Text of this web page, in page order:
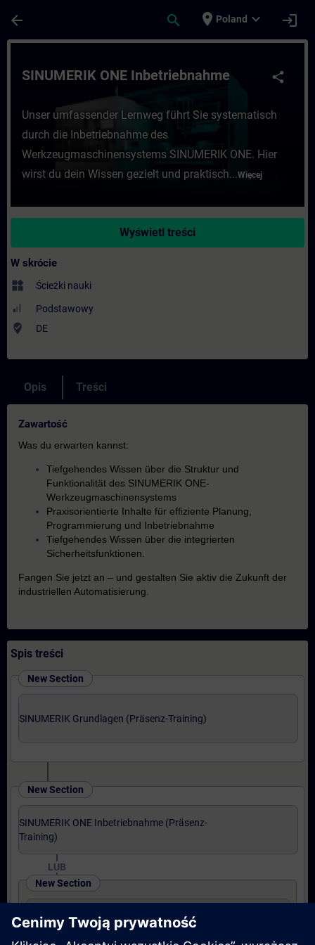
arrow_back search place Poland expand_more login
share
SINUMERIK ONE Inbetriebnahme
Unser umfassender Lernweg führt Sie systematisch
durch die Inbetriebnahme des
Werkzeugmaschinensystems SINUMERIK ONE. Hier
wirst du dein Wissen gezielt und praktisch...Więcej
Wyświetl treści
W skrócie
widgets Ścieżki nauki
Podstawowy
where_to_vote DE
Opis Treści
Zawartość
Was du erwarten kannst:
Tiefgehendes Wissen über die Struktur und
Funktionalität des SINUMERIK ONE-
Werkzeugmaschinensystems
Praxisorientierte Inhalte für effiziente Planung,
Programmierung und Inbetriebnahme
Tiefgehendes Wissen über die integrierten
Sicherheitsfunktionen.
Fangen Sie jetzt an – und gestalten Sie aktiv die Zukunft der
industriellen Automatisierung.
Spis treści
New Section
SINUMERIK Grundlagen (Präsenz-Training)
New Section
SINUMERIK ONE Inbetriebnahme (Präsenz-
Training)
LUB
New Section
SINUMERIK ONE Upgrade (Präsenz-Training)